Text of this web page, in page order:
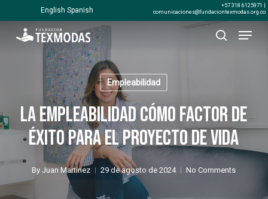
English Spanish
+57 318 6125971 |
comunicaciones@fundaciontexmodas.org.co
to
main
Menu
Empleabilidad
La empleabilidad cómo factor de
éxito para el proyecto de vida
By Juan Martinez 29 de agosto de 2024 No Comments
Close